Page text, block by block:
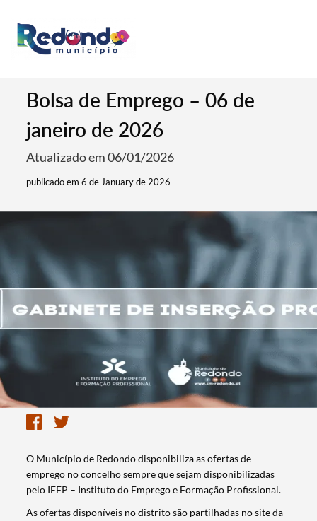
Bolsa de Emprego – 06 de
janeiro de 2026
Atualizado em 06/01/2026
publicado em 6 de January de 2026
O Município de Redondo disponibiliza as ofertas de
emprego no concelho sempre que sejam disponibilizadas
pelo IEFP – Instituto do Emprego e Formação Profissional.
As ofertas disponíveis no distrito são partilhadas no site da